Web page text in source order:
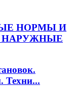
НОРМЫ И
НАРУЖНЫЕ
Техни...